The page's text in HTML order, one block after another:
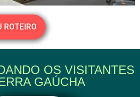
ROTEIRO
OS VISITANTES
GAÚCHA